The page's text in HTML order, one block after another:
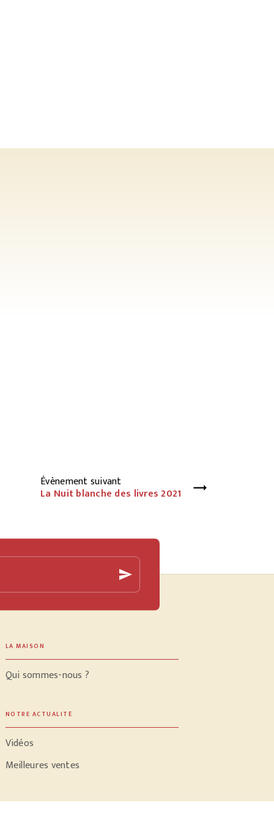
Évènement suivant
La Nuit blanche des livres 2021
send
LA MAISON
Qui sommes-nous ?
NOTRE ACTUALITÉ
Vidéos
Meilleures ventes
PROFESSIONNELS